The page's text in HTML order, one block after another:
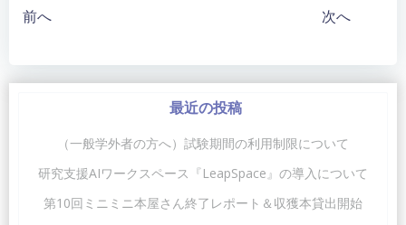
投
稿
ゲ
ー
前へ
稿
ナ
ビ
ゲ
ー
次へ
最近の投稿
（一般学外者の方へ）試験期間の利用制限について
研究支援AIワークスペース『LeapSpace』の導入について
第10回ミニミニ本屋さん終了レポート＆収獲本貸出開始